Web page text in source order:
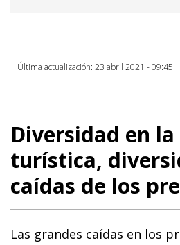
Última actualización: 23 abril 2021 - 09:45
Diversidad en
turística,
caídas de los
Las grandes caídas en los